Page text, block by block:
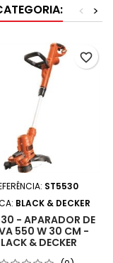
>
<
ST5530
BLACK & DECKER
- APARADOR DE
550 W 30 CM -
& DECKER
favorite_border